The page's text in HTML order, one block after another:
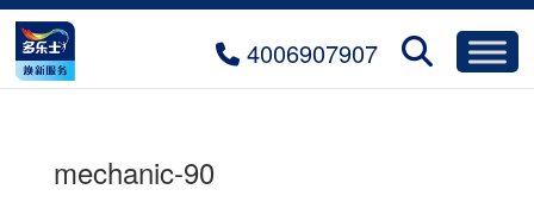
4006907907
mechanic-90